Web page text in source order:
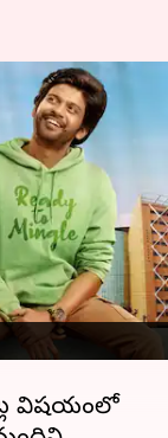
నో
. ఈ సినిమా
విషయంలో